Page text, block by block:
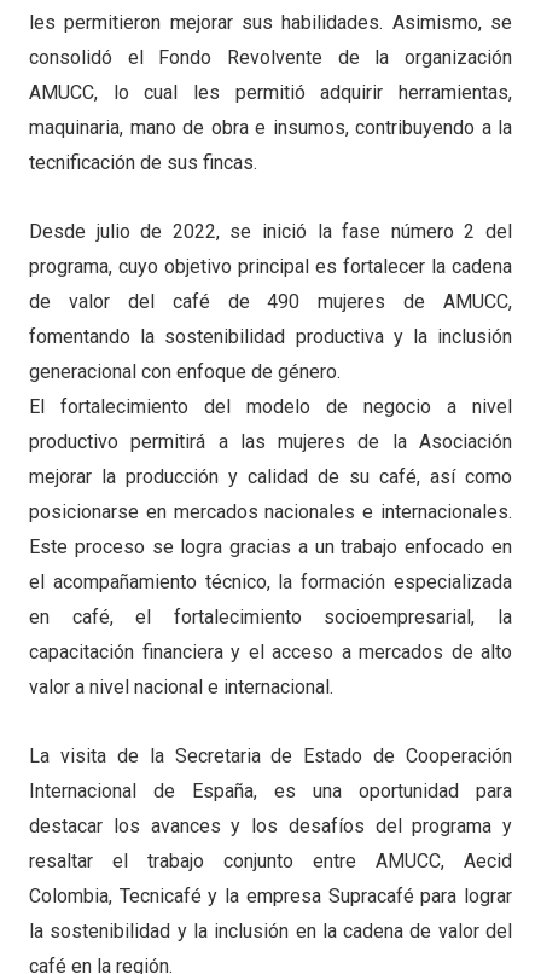
les permitieron mejorar sus habilidades. Asimismo, se
consolidó el Fondo Revolvente de la organización
AMUCC, lo cual les permitió adquirir herramientas,
maquinaria, mano de obra e insumos, contribuyendo a la
tecnificación de sus fincas.
Desde julio de 2022, se inició la fase número 2 del
programa, cuyo objetivo principal es fortalecer la cadena
de valor del café de 490 mujeres de AMUCC,
fomentando la sostenibilidad productiva y la inclusión
generacional con enfoque de género.
El fortalecimiento del modelo de negocio a nivel
productivo permitirá a las mujeres de la Asociación
mejorar la producción y calidad de su café, así como
posicionarse en mercados nacionales e internacionales.
Este proceso se logra gracias a un trabajo enfocado en
el acompañamiento técnico, la formación especializada
en café, el fortalecimiento socioempresarial, la
capacitación financiera y el acceso a mercados de alto
valor a nivel nacional e internacional.
La visita de la Secretaria de Estado de Cooperación
Internacional de España, es una oportunidad para
destacar los avances y los desafíos del programa y
resaltar el trabajo conjunto entre AMUCC, Aecid
Colombia, Tecnicafé y la empresa Supracafé para lograr
la sostenibilidad y la inclusión en la cadena de valor del
café en la región.